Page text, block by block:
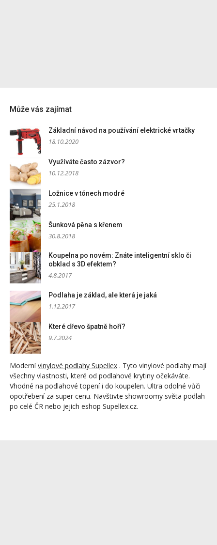
Může vás zajímat
Základní návod na používání elektrické vrtačky
18.10.2020
Využíváte často zázvor?
10.12.2018
Ložnice v tónech modré
25.1.2018
Šunková pěna s křenem
30.8.2018
Koupelna po novém: Znáte inteligentní sklo či
obklad s 3D efektem?
4.8.2017
Podlaha je základ, ale která je jaká
1.12.2017
Které dřevo špatně hoří?
9.7.2024
Modernívinylové podlahy Supellex . Tyto vinylové podlahy mají
všechny vlastnosti, které od podlahové krytiny očekáváte.
Vhodné na podlahové topení i do koupelen. Ultra odolné vůči
opotřebení za super cenu. Navštivte showroomy světa podlah
po celé ČR nebo jejich eshop Supellex.cz.